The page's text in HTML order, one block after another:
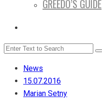
GREEDO’S GUIDE
News
15.07.2016
Marian Setny